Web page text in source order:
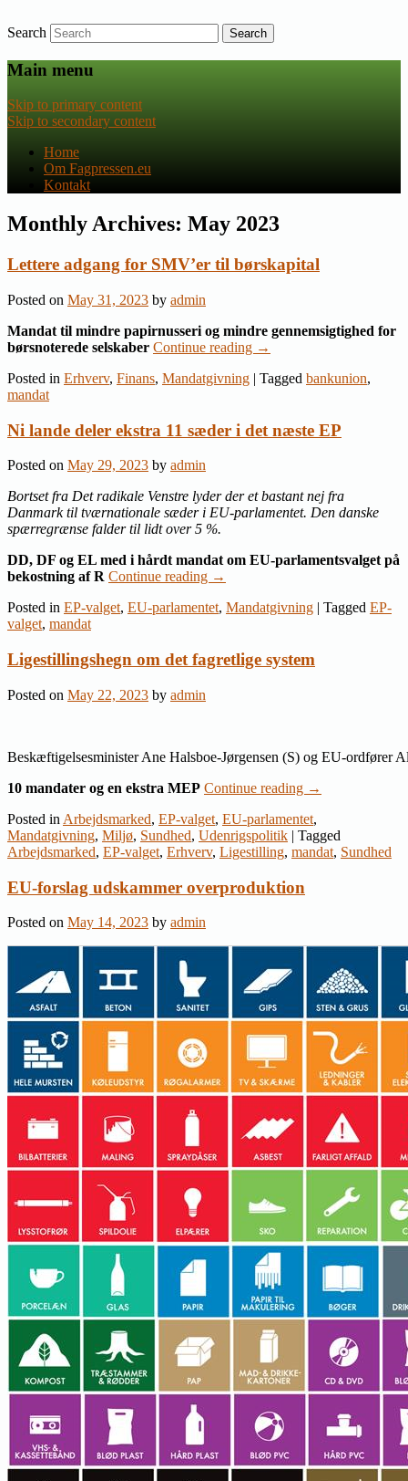
Fagpressen.eu
Nyheder om dansk EU-politik
Search
Main menu
Skip to primary content
Skip to secondary content
Home
Om Fagpressen.eu
Kontakt
Monthly Archives: May 2023
Lettere adgang for SMV’er til børskapital
Posted on May 31, 2023 by admin
Mandat til mindre papirnusseri og mindre gennemsigtighed for
børsnoterede selskaber Continue reading →
Posted in Erhverv, Finans, Mandatgivning | Tagged bankunion,
mandat
Ni lande deler ekstra 11 sæder i det næste EP
Posted on May 29, 2023 by admin
Bortset fra Det radikale Venstre lyder der et bastant nej fra
Danmark til tværnationale sæder i EU-parlamentet. Den danske
spærregrænse falder til lidt over 5 %.
DD, DF og EL med i hårdt mandat om EU-parlamentsvalget på
bekostning af R Continue reading →
Posted in EP-valget, EU-parlamentet, Mandatgivning | Tagged EP-
valget, mandat
Ligestillingshegn om det fagretlige system
Posted on May 22, 2023 by admin
Beskæftigelsesminister Ane Halsboe-Jørgensen (S) og EU-ordfører
10 mandater og en ekstra MEP Continue reading →
Posted in Arbejdsmarked, EP-valget, EU-parlamentet,
Mandatgivning, Miljø, Sundhed, Udenrigspolitik | Tagged
Arbejdsmarked, EP-valget, Erhverv, Ligestilling, mandat, Sundhed
EU-forslag udskammer overproduktion
Posted on May 14, 2023 by admin